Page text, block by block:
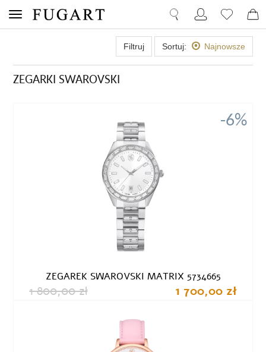
Filtruj Sortuj: Najnowsze
ZEGARKI SWAROVSKI
-6%
ZEGAREK SWAROVSKI MATRIX 5734665
1 800,00 zł 1 700,00 zł